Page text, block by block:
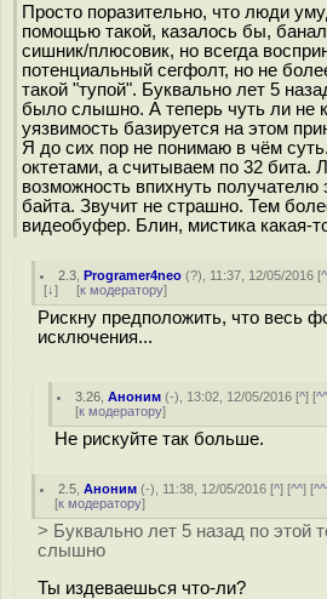
Просто поразительно, что люди
помощью такой, казалось бы,
сишник/плюсовик, но всегда
потенциальный сегфолт, но не
такой "тупой". Буквально лет 5
было слышно. А теперь чуть ли не
уязвимость базируется на этом
Я до сих пор не понимаю в чём
октетами, а считываем по 32 бита.
возможность впихнуть
байта. Звучит не страшно. Тем
видеобуфер. Блин, мистика какая-
2.3 ,Programer4neo (?), 11:37, 12/05/2016 [^
[↓] [к модератору]
Рискну предположить, что весь
исключения...
3.26 ,Аноним (-), 13:02, 12/05/2016 [^] [
[к модератору]
Не рискуйте так больше.
2.5 ,Аноним (-), 11:38, 12/05/2016 [^] [^^] [
[к модератору]
> Буквально лет 5 назад по этой
слышно
Ты издеваешься что-ли?